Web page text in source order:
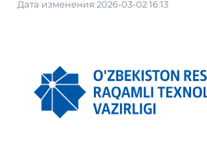
Дата изменения:2026-03-02 16:13